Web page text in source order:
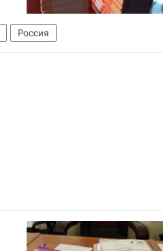
Россия